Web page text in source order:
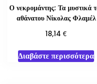
Ο νεκρομάντης: Τα μυστικά
αθάνατου Νίκολας Φλαμέλ
18,14€
Διαβάστε περισσότερα